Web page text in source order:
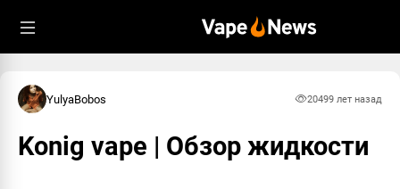
YulyaBobos 20499 лет назад
Konig vape | Обзор жидкости